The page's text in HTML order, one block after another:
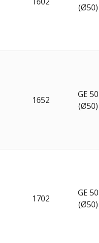
(Ø50)
1652
GE 50
(Ø50)
1702
GE 50
(Ø50)